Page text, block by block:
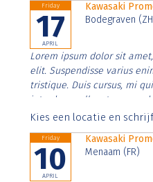
Friday
17
APRIL
Kawasaki
Bodegraven
Lorem ipsum dolor sit
elit. Suspendisse varius
tristique. Duis cursus, mi
interdum nulla, ut
Aenean faucibus nibh et
Kies een locatie en
Friday
10
APRIL
Kawasaki
Menaam (FR)